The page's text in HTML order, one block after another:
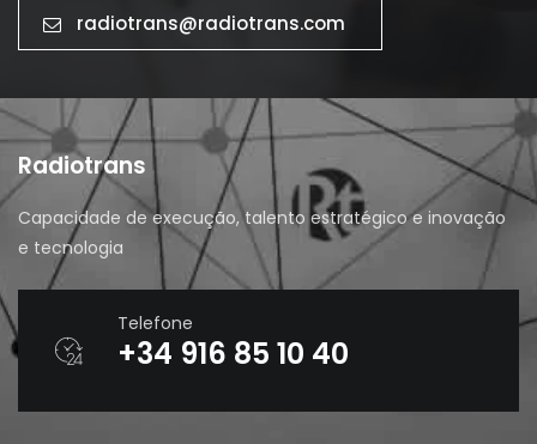
radiotrans@radiotrans.com
Radiotrans
Capacidade de execução, talento estratégico e inovação
e tecnologia
Telefone
+34 916 85 10 40